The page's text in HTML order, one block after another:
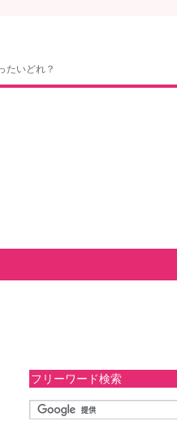
たいどれ？
フリーワード検索